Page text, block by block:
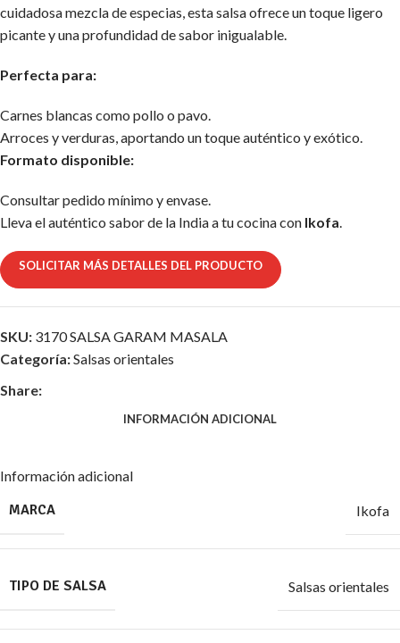
cuidadosa mezcla de especias, esta salsa ofrece un toque ligero
picante y una profundidad de sabor inigualable.
Perfecta para:
Carnes blancas como pollo o pavo.
Arroces y verduras, aportando un toque auténtico y exótico.
Formato disponible:
Consultar pedido mínimo y envase.
Lleva el auténtico sabor de la India a tu cocina con Ikofa.
SOLICITAR MÁS DETALLES DEL PRODUCTO
SKU: 3170 SALSA GARAM MASALA
Categoría:Salsas orientales
Share:
INFORMACIÓN ADICIONAL
Información adicional
MARCA Ikofa
TIPO DE SALSA Salsas orientales